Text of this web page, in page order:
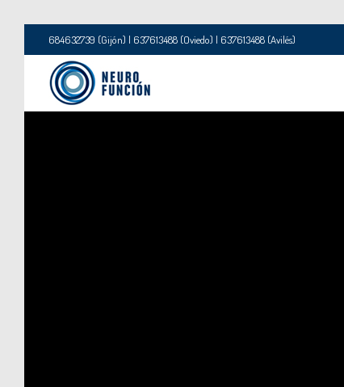
684632739 (Gijón) | 637613488 (Oviedo) | 637613488 (Avilés)